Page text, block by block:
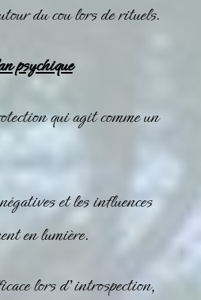
du cou lors de rituels.
psychique
qui agit comme un
et les influences
en lumière.
lors d’introspection,